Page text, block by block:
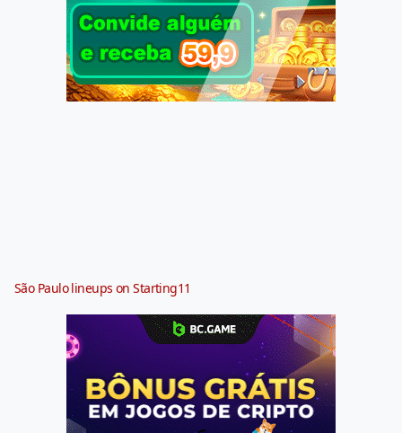
São Paulo lineups on Starting11